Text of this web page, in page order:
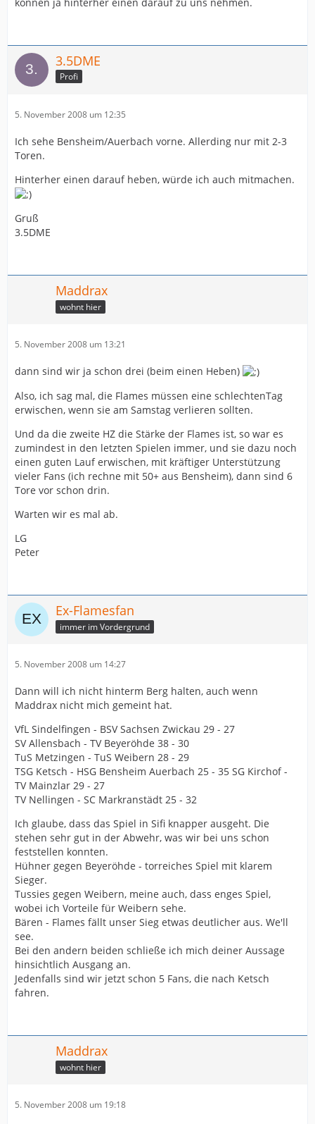
3.5DME
Profi
5. November 2008 um 12:35
Ich sehe Bensheim/Auerbach vorne. Allerding nur mit 2-3
Toren.
Hinterher einen darauf heben, würde ich auch mitmachen.
Gruß
3.5DME
Maddrax
wohnt hier
5. November 2008 um 13:21
dann sind wir ja schon drei (beim einen Heben)
Also, ich sag mal, die Flames müssen eine schlechtenTag
erwischen, wenn sie am Samstag verlieren sollten.
Und da die zweite HZ die Stärke der Flames ist, so war es
zumindest in den letzten Spielen immer, und sie dazu noch
einen guten Lauf erwischen, mit kräftiger Unterstützung
vieler Fans (ich rechne mit 50+ aus Bensheim), dann sind 6
Tore vor schon drin.
Warten wir es mal ab.
LG
Peter
Ex-Flamesfan
immer im Vordergrund
5. November 2008 um 14:27
Dann will ich nicht hinterm Berg halten, auch wenn
Maddrax nicht mich gemeint hat.
VfL Sindelfingen - BSV Sachsen Zwickau 29 - 27
SV Allensbach - TV Beyeröhde 38 - 30
TuS Metzingen - TuS Weibern 28 - 29
TSG Ketsch - HSG Bensheim Auerbach 25 - 35 SG Kirchof -
TV Mainzlar 29 - 27
TV Nellingen - SC Markranstädt 25 - 32
Ich glaube, dass das Spiel in Sifi knapper ausgeht. Die
stehen sehr gut in der Abwehr, was wir bei uns schon
feststellen konnten.
Hühner gegen Beyeröhde - torreiches Spiel mit klarem
Sieger.
Tussies gegen Weibern, meine auch, dass enges Spiel,
wobei ich Vorteile für Weibern sehe.
Bären - Flames fällt unser Sieg etwas deutlicher aus. We'll
see.
Bei den andern beiden schließe ich mich deiner Aussage
hinsichtlich Ausgang an.
Jedenfalls sind wir jetzt schon 5 Fans, die nach Ketsch
fahren.
Maddrax
wohnt hier
5. November 2008 um 19:18